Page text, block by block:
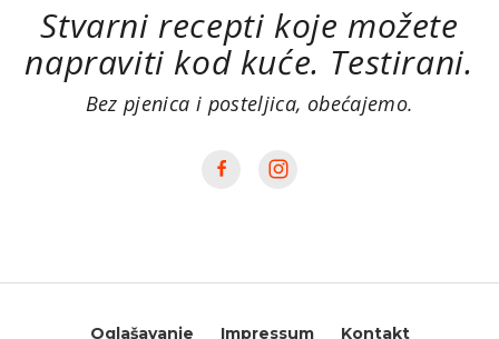
Stvarni recepti koje možete
napraviti kod kuće. Testirani.
Bez pjenica i posteljica, obećajemo.
Oglašavanje Impressum Kontakt